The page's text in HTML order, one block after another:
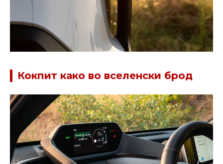
Кокпит како во вселенски брод